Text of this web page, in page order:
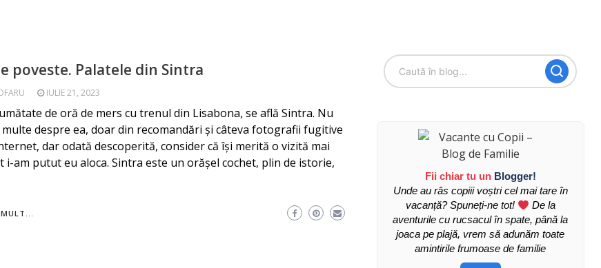
poveste. Palatele din Sintra
IULIE 21, 2023
de oră de mers cu trenul din Lisabona, se află Sintra. Nu
despre ea, doar din recomandări și câteva fotografii fugitive
dar odată descoperită, consider că își merită o vizită mai
i-am putut eu aloca. Sintra este un orășel cochet, plin de istorie,
Fii chiar tu un Blogger!
Unde au râs copiii voștri cel mai tare în
vacanță? Spuneți-ne tot!
De la
aventurile cu rucsacul în spate, până la
joaca pe plajă, vrem să adunăm toate
amintirile frumoase de familie